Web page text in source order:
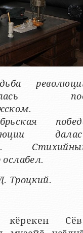
ослабел.
Троцкий.
кӗрекен